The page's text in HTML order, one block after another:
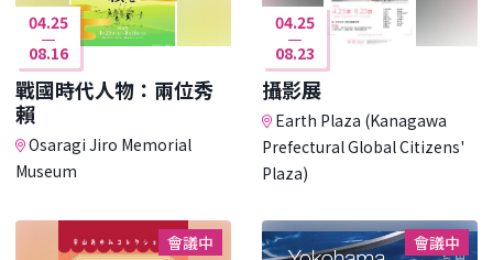
04.25
08.16
戰國時代人物：兩位秀
賴
Osaragi Jiro Memorial
Museum
04.25
08.23
攝影展
Earth Plaza (Kanagawa
Prefectural Global Citizens'
Plaza)
會議中 會議中